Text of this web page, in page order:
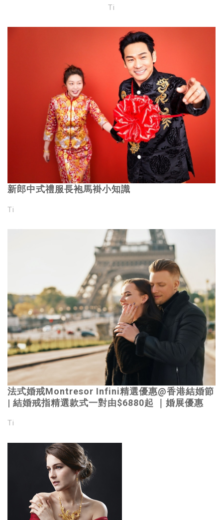
Ti
新郎中式禮服長袍馬褂小知識
Ti
法式婚戒Montresor Infini精選優惠@香港結婚節
| 結婚戒指精選款式一對由$6880起 ｜婚展優惠
Ti